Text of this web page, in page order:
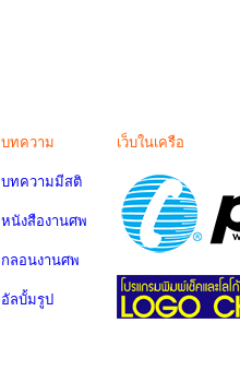
บทความ
บทความมีสติ
หนังสืองานศพ
กลอนงานศพ
อัลบั้มรูป
เว็บในเครือ